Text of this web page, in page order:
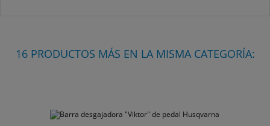
16 PRODUCTOS MÁS EN LA MISMA CATEGORÍA: